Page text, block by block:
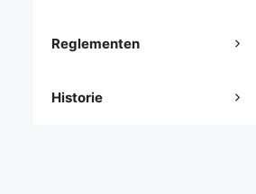
Reglementen
Historie